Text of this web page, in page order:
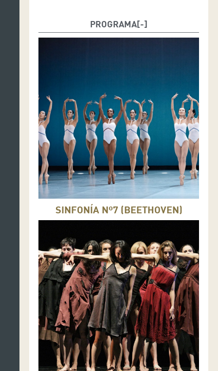
PROGRAMA
SINFONÍA Nº7 (BEETHOVEN)